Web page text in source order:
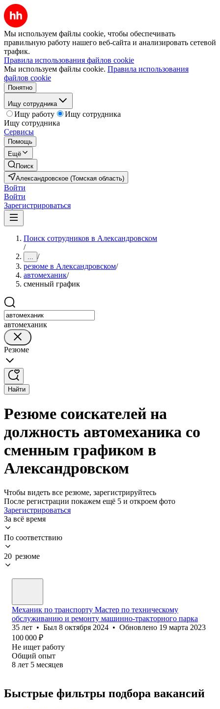
Мы используем файлы cookie, чтобы обеспечивать
правильную работу нашего веб-сайта и анализировать сетевой
трафик.
Правила использования файлов cookie
Мы используем файлы cookie. Правила использования
файлов cookie
Понятно
Ищу сотрудника
Ищу работу
Ищу сотрудника
Ищу сотрудника
Сервисы
Помощь
Ещё
Поиск
Александровское (Томская область)
Войти
Войти
Зарегистрироваться
Поиск сотрудников в Александровском
/
... /
резюме в Александровском/
автомеханик/
сменный график
автомеханик
Резюме
Найти
Резюме соискателей на
должность автомеханика со
сменным графиком в
Александровском
Чтобы видеть все резюме, зарегистрируйтесь
После регистрации покажем ещё 5 и откроем фото
Зарегистрироваться
За всё время
По соответствию
20 резюме
Механик по транспорту Мастер по техническому
обслуживанию и ремонту машинно-тракторного парка
35 лет • Был 8 октября 2024 • Обновлено 19 марта 2023
100 000 ₽
Не ищет работу
Общий опыт
8 лет 5 месяцев
Быстрые фильтры подбора вакансий